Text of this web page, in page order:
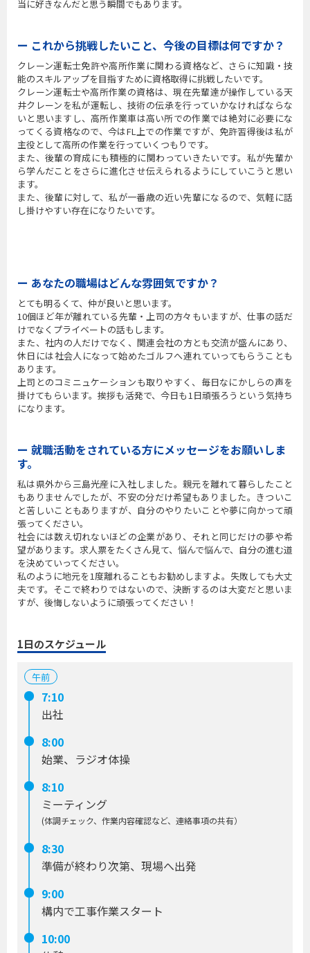
当に好きなんだと思う瞬間でもあります。
ー これから挑戦したいこと、今後の目標は何ですか？
クレーン運転士免許や高所作業に関わる資格など、さらに知識・技
能のスキルアップを目指すために資格取得に挑戦したいです。
クレーン運転士や高所作業の資格は、現在先輩達が操作している天
井クレーンを私が運転し、技術の伝承を行っていかなければならな
いと思いますし、高所作業車は高い所での作業では絶対に必要にな
ってくる資格なので、今はFL上での作業ですが、免許習得後は私が
主役として高所の作業を行っていくつもりです。
また、後輩の育成にも積極的に関わっていきたいです。私が先輩か
ら学んだことをさらに進化させ伝えられるようにしていこうと思い
ます。
また、後輩に対して、私が一番歳の近い先輩になるので、気軽に話
し掛けやすい存在になりたいです。
ー あなたの職場はどんな雰囲気ですか？
とても明るくて、仲が良いと思います。
10個ほど年が離れている先輩・上司の方々もいますが、仕事の話だ
けでなくプライベートの話もします。
また、社内の人だけでなく、関連会社の方とも交流が盛んにあり、
休日には社会人になって始めたゴルフへ連れていってもらうことも
あります。
上司とのコミニュケーションも取りやすく、毎日なにかしらの声を
掛けてもらいます。挨拶も活発で、今日も1日頑張ろうという気持ち
になります。
ー 就職活動をされている方にメッセージをお願いしま
す。
私は県外から三島光産に入社しました。親元を離れて暮らしたこと
もありませんでしたが、不安の分だけ希望もありました。きついこ
と苦しいこともありますが、自分のやりたいことや夢に向かって頑
張ってください。
社会には数え切れないほどの企業があり、それと同じだけの夢や希
望があります。求人票をたくさん見て、悩んで悩んで、自分の進む道
を決めていってください。
私のように地元を1度離れることもお勧めしますよ。失敗しても大丈
夫です。そこで終わりではないので、決断するのは大変だと思いま
すが、後悔しないように頑張ってください！
1日のスケジュール
午前
7:10
出社
8:00
始業、ラジオ体操
8:10
ミーティング
(体調チェック、作業内容確認など、連絡事項の共有）
8:30
準備が終わり次第、現場へ出発
9:00
構内で工事作業スタート
10:00